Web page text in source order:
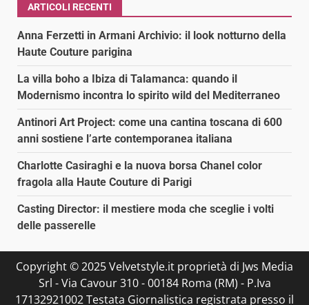
ARTICOLI RECENTI
Anna Ferzetti in Armani Archivio: il look notturno della
Haute Couture parigina
La villa boho a Ibiza di Talamanca: quando il
Modernismo incontra lo spirito wild del Mediterraneo
Antinori Art Project: come una cantina toscana di 600
anni sostiene l’arte contemporanea italiana
Charlotte Casiraghi e la nuova borsa Chanel color
fragola alla Haute Couture di Parigi
Casting Director: il mestiere moda che sceglie i volti
delle passerelle
Copyright © 2025 Velvetstyle.it proprietà di Jws Media
Srl - Via Cavour 310 - 00184 Roma (RM) - P.Iva
17132921002 Testata Giornalistica registrata presso il